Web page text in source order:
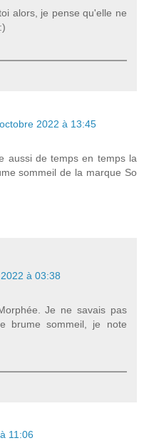
alors, je pense qu'elle ne
2022 à 13:45
aussi de temps en temps la
sommeil de la marque So
à 03:38
Je ne savais pas
brume sommeil, je note
11:06